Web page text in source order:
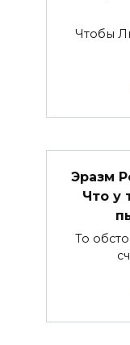
Чтобы
Эразм
Что у
То